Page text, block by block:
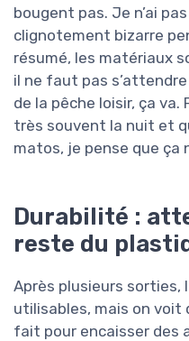
bougent pas. Je n’ai
clignotement bizarre
résumé, les matériaux
il ne faut pas
de la pêche loisir, ça va.
très souvent la nuit et
matos, je pense que ça
Durabilité :
reste du
Après plusieurs
utilisables, mais on voit
fait pour encaisser des